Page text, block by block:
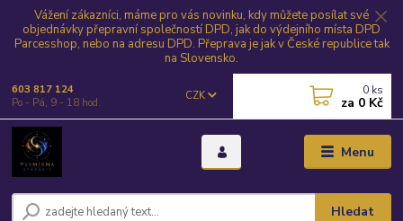
Vážení zákazníci, máme pro vás novinku, kdy můžete posílat své
objednávky přepravní společností DPD, jak do výdejního místa DPD
Parcesshop, nebo na adresu DPD. Přeprava je jak v České republice tak
na Slovensko.
Menu
CZK
Hledat
603 817 124
Po - Pá, 9 - 18 hod.
0 ks
za 0 Kč